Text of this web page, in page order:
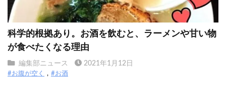
科学的根拠あり。お酒を飲むと、ラーメンや甘い物
が食べたくなる理由
編集部ニュース 2021年1月12日
#お腹が空く #お酒